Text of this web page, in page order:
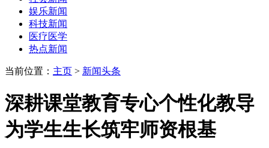
娱乐新闻
科技新闻
医疗医学
热点新闻
当前位置： 主页 > 新闻头条
深耕课堂教育专心个性化教导
为学生生长筑牢师资根基